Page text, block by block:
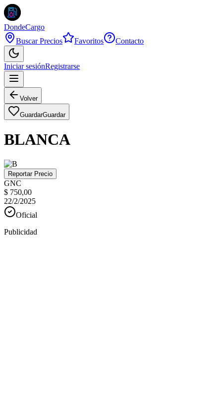
DondeCargo
Buscar Precios
Favoritos Contacto
Iniciar sesiónRegistrarse
Volver
GuardarGuardar
BLANCA
Reportar Precio
GNC
$ 750,00
22/2/2025
Oficial
Publicidad